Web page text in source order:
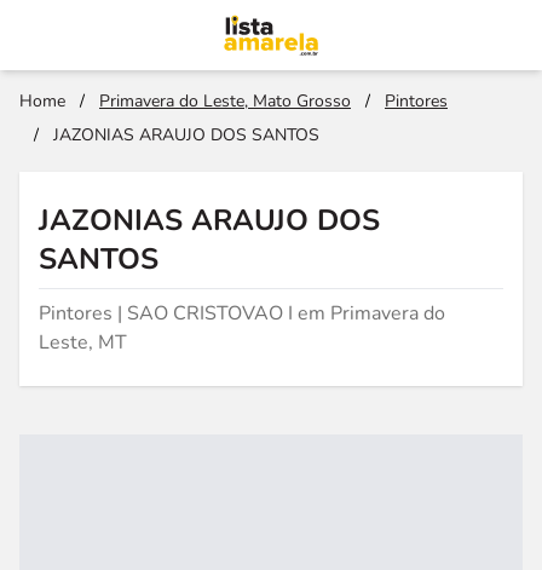
Home / Primavera do Leste, Mato Grosso /
Pintores
/
JAZONIAS ARAUJO DOS SANTOS
JAZONIAS ARAUJO DOS
SANTOS
Pintores | SAO CRISTOVAO I em Primavera do
Leste, MT